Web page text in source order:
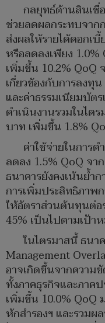
กลยุทธ์ด้านสินเชื่
ช่วยลดผลกระทบจาก
ส่งผลให้รายได้ดอกเ
หรือลดลงเพียง
เพิ่มขึ้น 10.2% QoQ
เกี่ยวข้องกับการลงทุ
และค่าธรรมเนียมบัต
ดำเนินงานรวมในไต
บาท เพิ่มขึ้น 1.8%
ค่าใช้จ่ายในการ
ลดลง 1.5% QoQ จ
ธนาคารยังคงเน้นย้ำ
การเพิ่มประสิทธิภาพ
ให้อัตราส่วนต้นทุนต่อ
45% เป็นไปตามเป้า
ในไตรมาสนี้ ธนา
Management
อาจเกิดขึ้นจากความ
ทั้งภาคธุรกิจและภาค
เพิ่มขึ้น 10.0% QoQ
หักสำรองฯ และรวมผ